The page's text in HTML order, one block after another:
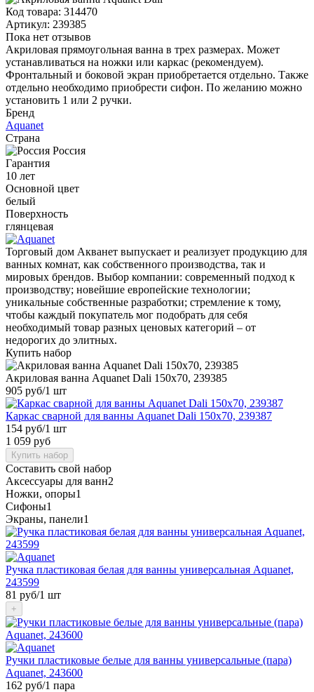
Код товара: 314470
Артикул: 239385
Пока нет отзывов
Акриловая прямоугольная ванна в трех размерах. Может
устанавливаться на ножки или каркас (рекомендуем).
Фронтальный и боковой экран приобретается отдельно. Также
отдельно необходимо приобрести сифон. По желанию можно
установить 1 или 2 ручки.
Бренд
Aquanet
Страна
Россия
Гарантия
10 лет
Основной цвет
белый
Поверхность
глянцевая
Торговый дом Акванет выпускает и реализует продукцию для
ванных комнат, как собственного производства, так и
мировых брендов. Выбор компании: современный подход к
производству; новейшие европейские технологии;
уникальные собственные разработки; стремление к тому,
чтобы каждый покупатель мог подобрать для себя
необходимый товар разных ценовых категорий – от
недорогих до элитных.
Купить набор
Акриловая ванна Aquanet Dali 150x70, 239385
905 руб/1 шт
Каркас сварной для ванны Aquanet Dali 150x70, 239387
154 руб/1 шт
1 059 руб
Купить набор
Составить свой набор
Аксессуары для ванн2
Ножки, опоры1
Сифоны1
Экраны, панели1
Ручка пластиковая белая для ванны универсальная Aquanet,
243599
81 руб/1 шт
+
Ручки пластиковые белые для ванны универсальные (пара)
Aquanet, 243600
162 руб/1 пара